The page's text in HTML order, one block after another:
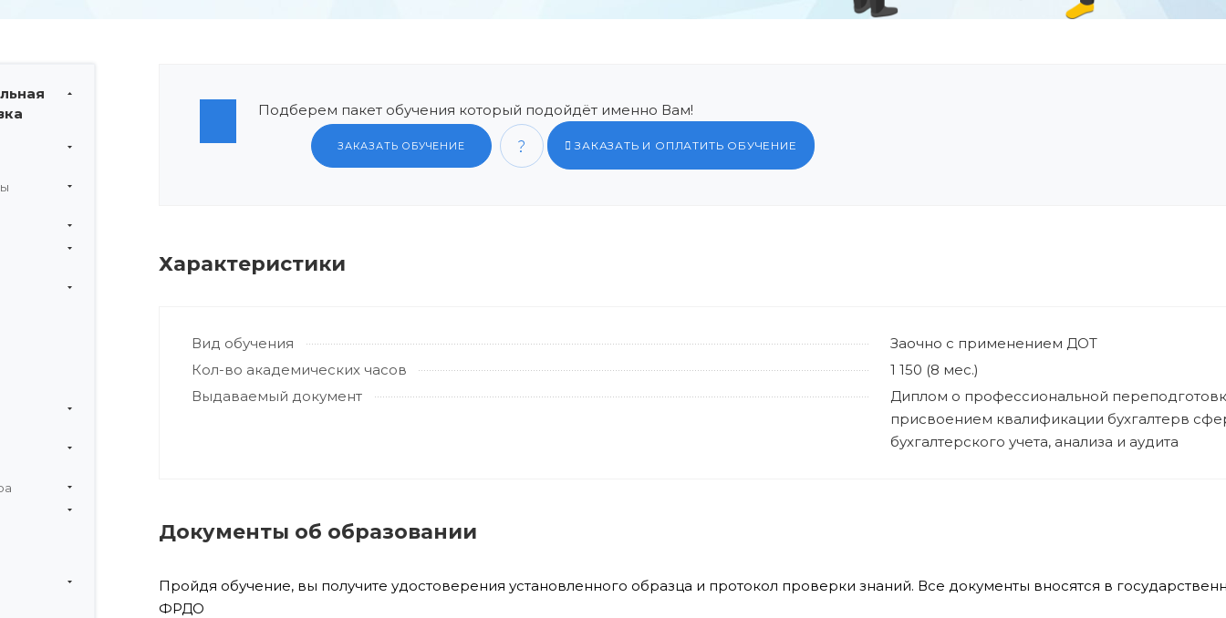
Подберем пакет обучения который подойдёт именно Вам!
ЗАКАЗАТЬ ОБУЧЕНИЕ ЗАКАЗАТЬ И ОПЛАТИТЬ ОБУЧЕНИЕ
Характеристики
Вид обучения
Заочно с применением ДОТ
Кол-во академических часов
1 150 (8 мес.)
Выдаваемый документ
Диплом о профессиональной
присвоением квалификации бухгалтерв
бухгалтерского учета, анализа и аудита
Документы об образовании
Пройдя обучение, вы получите удостоверения установленного образца и протокол проверки знаний. Все документы вносятся в
ФРДО